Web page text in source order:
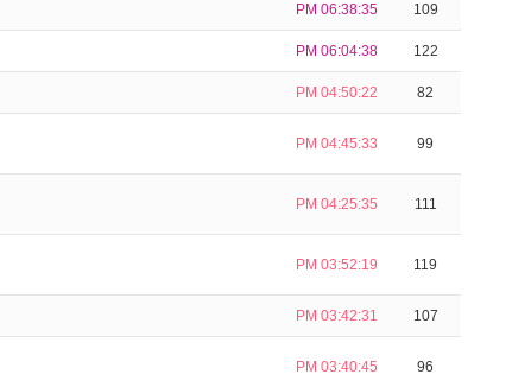
PM 06:38:35 109
PM 06:04:38 122
PM 04:50:22 82
PM 04:45:33 99
PM 04:25:35 111
PM 03:52:19 119
PM 03:42:31 107
PM 03:40:45 96